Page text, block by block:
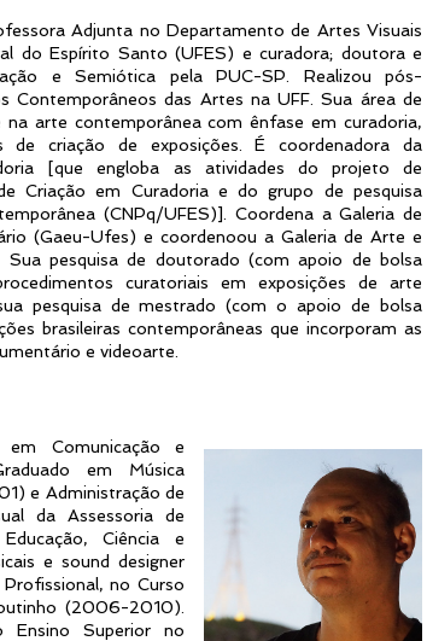
Adjunta no Departamento de Artes Visuais
do Espírito Santo (UFES) e curadora; doutora e
e Semiótica pela PUC-SP. Realizou pós-
Contemporâneos das Artes na UFF. Sua área de
na arte contemporânea com ênfase em curadoria,
de criação de exposições. É coordenadora da
[que engloba as atividades do projeto de
Criação em Curadoria e do grupo de pesquisa
(CNPq/UFES)]. Coordena a Galeria de
(Gaeu-Ufes) e coordenoou a Galeria de Arte e
Sua pesquisa de doutorado (com apoio de bolsa
curatoriais em exposições de arte
pesquisa de mestrado (com o apoio de bolsa
brasileiras contemporâneas que incorporam as
e videoarte.
Comunicação e
em Música
e Administração de
da Assessoria de
Ciência e
e sound designer
no Curso
(2006-2010).
Ensino Superior no